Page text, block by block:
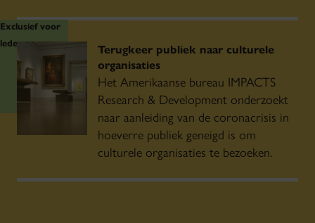
Exclusief voor
leden
Terugkeer publiek naar culturele
organisaties
Het Amerikaanse bureau IMPACTS
Research & Development onderzoekt
naar aanleiding van de coronacrisis in
hoeverre publiek geneigd is om
culturele organisaties te bezoeken.